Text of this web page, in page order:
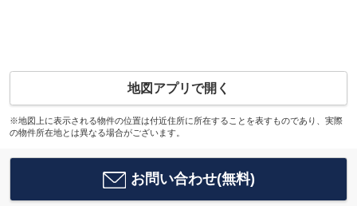
地図アプリで開く
※地図上に表示される物件の位置は付近住所に所在することを表すものであり、実際
の物件所在地とは異なる場合がございます。
お問い合わせ(無料)